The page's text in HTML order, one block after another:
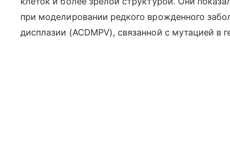
при моделировании редкого врожденного
дисплазии (ACDMPV), связанной с мутацией в